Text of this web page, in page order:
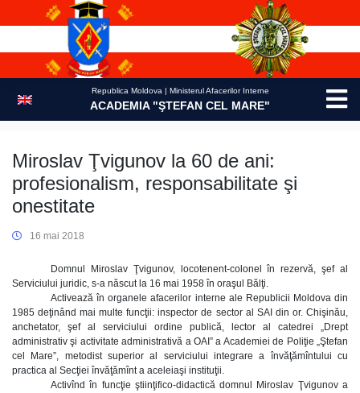
Republica Moldova | Ministerul Afacerilor Interne
ACADEMIA "ŞTEFAN CEL MARE"
Miroslav Ţvigunov la 60 de ani:
profesionalism, responsabilitate şi
onestitate
16 mai 2018
Domnul Miroslav Ţvigunov, locotenent-colonel în rezervă, şef al
Serviciului juridic, s-a născut la 16 mai 1958 în oraşul Bălţi.
Activează în organele afacerilor interne ale Republicii Moldova din
1985 deţinând mai multe funcţii: inspector de sector al SAI din or. Chişinău,
anchetator, şef al serviciului ordine publică, lector al catedrei „Drept
administrativ şi activitate administrativă a OAI” a Academiei de Poliţie „Ştefan
cel Mare”, metodist superior al serviciului integrare a învăţămîntului cu
practica al Secţiei învăţămînt a aceleiaşi instituţii.
Activînd în funcţie ştiinţifico-didactică domnul Miroslav Ţvigunov a